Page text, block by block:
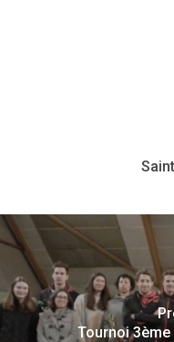
Tournoi